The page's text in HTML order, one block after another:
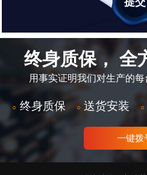
终身质保， 全
用事实证明我们对生产的
○ 终身质保 ○ 送货安装 ○
一键拨